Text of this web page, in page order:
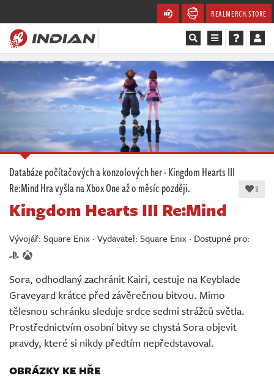
REALMERCH.STORE
Recenze
Soutěže
Databáze
Komunita
Redakce
Živě
Databáze počítačových a konzolových her·Kingdom Hearts III
Re:MindHra vyšla na Xbox One až o měsíc později. 3
Kingdom Hearts III Re:Mind
Vývojář: Square Enix · Vydavatel: Square Enix · Dostupné pro:
Sora, odhodlaný zachránit Kairi, cestuje na Keyblade
Graveyard krátce před závěrečnou bitvou. Mimo
tělesnou schránku sleduje srdce sedmi strážců světla.
Prostřednictvím osobní bitvy se chystá Sora objevit
pravdy, které si nikdy předtím nepředstavoval.
OBRÁZKY KE HŘE